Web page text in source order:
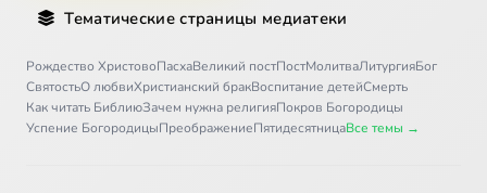
Тематические страницы медиатеки
Рождество ХристовоПасхаВеликий постПостМолитваЛитургияБог
СвятостьО любвиХристианский бракВоспитание детейСмерть
Как читать БиблиюЗачем нужна религияПокров Богородицы
Успение БогородицыПреображениеПятидесятницаВсе темы →